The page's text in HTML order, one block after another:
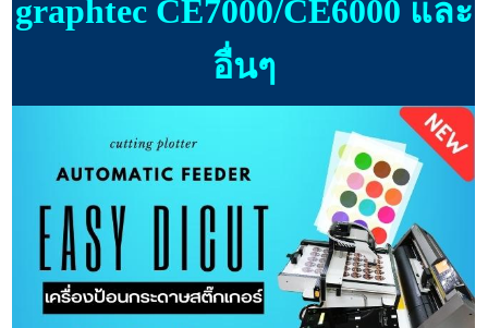
graphtec CE7000/CE6000 และ
อื่นๆ